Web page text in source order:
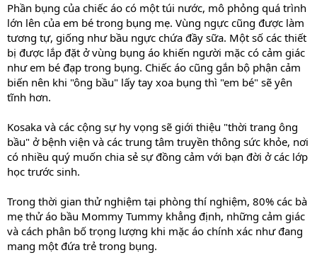
Phần bụng của chiếc áo có một túi nước, mô phỏng quá trình
lớn lên của em bé trong bụng mẹ. Vùng ngực cũng được làm
tương tự, giống như bầu ngực chứa đầy sữa. Một số các thiết
bị được lắp đặt ở vùng bụng áo khiến người mặc có cảm giác
như em bé đạp trong bụng. Chiếc áo cũng gắn bộ phận cảm
biến nên khi "ông bầu" lấy tay xoa bụng thì "em bé" sẽ yên
tĩnh hơn.
Kosaka và các cộng sự hy vọng sẽ giới thiệu "thời trang ông
bầu" ở bệnh viện và các trung tâm truyền thông sức khỏe, nơi
có nhiều quý muốn chia sẻ sự đồng cảm với bạn đời ở các lớp
học trước sinh.
Trong thời gian thử nghiệm tại phòng thí nghiệm, 80% các bà
mẹ thử áo bầu Mommy Tummy khẳng định, những cảm giác
và cách phân bố trọng lượng khi mặc áo chính xác như đang
mang một đứa trẻ trong bụng.